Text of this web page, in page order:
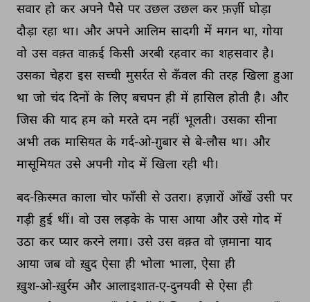
सवार हो कर अपने पैसे पर उछल उछल कर फ़र्ज़ी घोड़ा
दौड़ा रहा था। और अपने आलिम सादगी में मगन था, गोया
वो उस वक़्त वाक़ई किसी अरबी रहवार का शहसवार है।
उसका चेहरा इस सच्ची मुसर्रत से कँवल की तरह खिला हुआ
था जो चंद दिनों के लिए बचपन ही में हासिल होती है। और
जिस की याद हम को मरते दम नहीं भूलती। उसका सीना
अभी तक मासियत के गर्द-ओ-ग़ुबार से बे-लौस था। और
मासूमियत उसे अपनी गोद में खिला रही थी।
बद-क़िस्मत काला चोर फाँसी से उतरा। हज़ारों आँखें उसी पर
गड़ी हुई थीं। वो उस लड़के के पास आया और उसे गोद में
उठा कर प्यार करने लगा। उसे उस वक़्त वो ज़माना याद
आया जब वो ख़ुद ऐसा ही भोला भाला, ऐसा ही
ख़ुश-ओ-ख़ुर्रम और आलाइशात-ए-दुनयवी से ऐसा ही